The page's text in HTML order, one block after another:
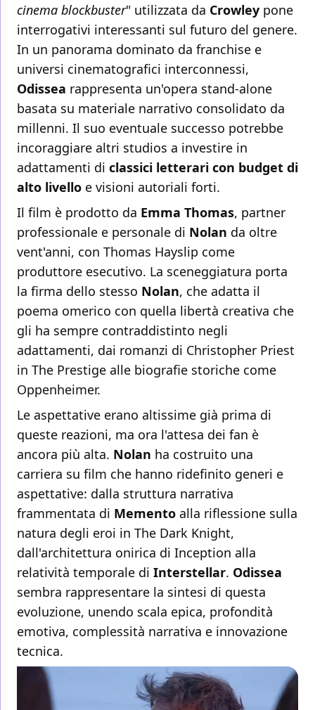
cinema blockbuster" utilizzata da Crowley pone
interrogativi interessanti sul futuro del genere.
In un panorama dominato da franchise e
universi cinematografici interconnessi,
Odissea rappresenta un'opera stand-alone
basata su materiale narrativo consolidato da
millenni. Il suo eventuale successo potrebbe
incoraggiare altri studios a investire in
adattamenti di classici letterari con budget di
alto livello e visioni autoriali forti.
Il film è prodotto da Emma Thomas, partner
professionale e personale di Nolan da oltre
vent'anni, con Thomas Hayslip come
produttore esecutivo. La sceneggiatura porta
la firma dello stesso Nolan, che adatta il
poema omerico con quella libertà creativa che
gli ha sempre contraddistinto negli
adattamenti, dai romanzi di Christopher Priest
in The Prestige alle biografie storiche come
Oppenheimer.
Le aspettative erano altissime già prima di
queste reazioni, ma ora l'attesa dei fan è
ancora più alta. Nolan ha costruito una
carriera su film che hanno ridefinito generi e
aspettative: dalla struttura narrativa
frammentata di Memento alla riflessione sulla
natura degli eroi in The Dark Knight,
dall'architettura onirica di Inception alla
relatività temporale di Interstellar. Odissea
sembra rappresentare la sintesi di questa
evoluzione, unendo scala epica, profondità
emotiva, complessità narrativa e innovazione
tecnica.